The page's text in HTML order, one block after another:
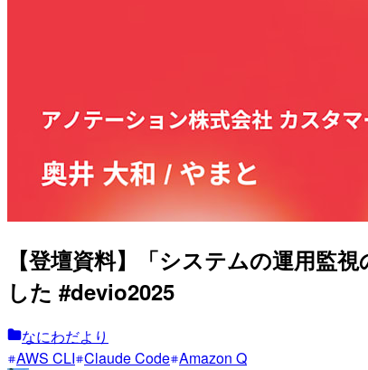
【登壇資料】「システムの運用監
した #devio2025
なにわだより
AWS CLI Claude Code Amazon Q